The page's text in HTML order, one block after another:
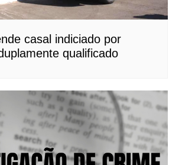
casal indiciado por
qualificado